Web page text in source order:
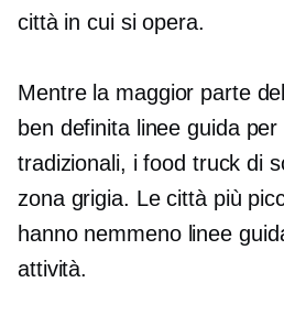
città in cui si opera.
Mentre la maggior parte
ben definitalinee guida per
tradizionali, i food truck di
zona grigia. Le città più
hanno nemmeno linee
attività.